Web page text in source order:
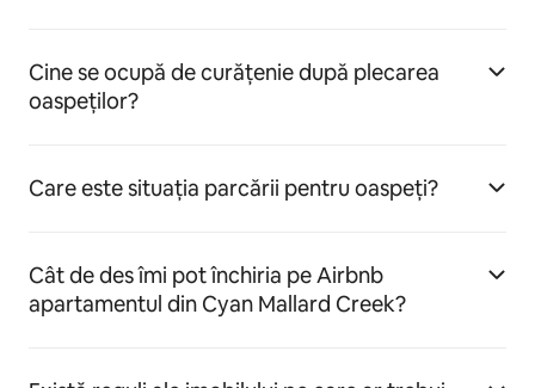
Cine se ocupă de curățenie după plecarea
oaspeților?
Care este situația parcării pentru oaspeți?
Cât de des îmi pot închiria pe Airbnb
apartamentul din Cyan Mallard Creek?